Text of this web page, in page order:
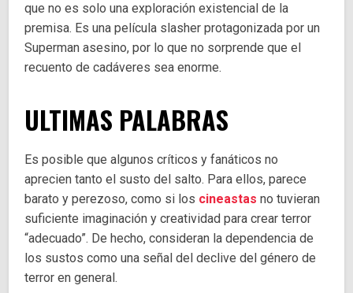
que no es solo una exploración existencial de la
premisa. Es una película slasher protagonizada por un
Superman asesino, por lo que no sorprende que el
recuento de cadáveres sea enorme.
ULTIMAS PALABRAS
Es posible que algunos críticos y fanáticos no
aprecien tanto el susto del salto. Para ellos, parece
barato y perezoso, como si los cineastas no tuvieran
suficiente imaginación y creatividad para crear terror
“adecuado”. De hecho, consideran la dependencia de
los sustos como una señal del declive del género de
terror en general.